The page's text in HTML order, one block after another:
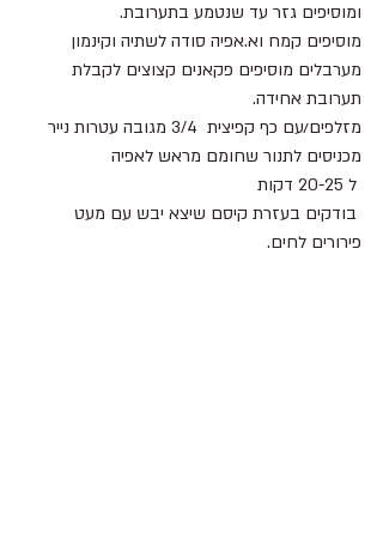
ומוסיפים גזר עד שנטמע בתערובת.
מוסיפים קמח וא.אפיה סודה לשתיה וקינמון
מערבלים מוסיפים פקאנים קצוצים לקבלת
תערובת אחידה.
מזלפים/עם כף קפיצית  3/4 מגובה עטרות נייר
מכניסים לתנור שחומם מראש לאפיה
בודקים בעזרת קיסם שיצא יבש עם מעט
פירורים לחים.